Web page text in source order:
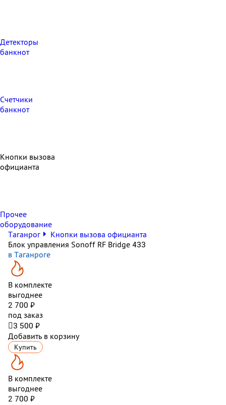
Детекторы
банкнот
Счетчики
банкнот
Кнопки вызова
официанта
Прочее
оборудование
Таганрог
Кнопки вызова официанта
Блок управления Sonoff RF Bridge 433
в Таганроге
В комплекте
выгоднее
2 700 ₽
под заказ
3 500 ₽
Добавить в корзину
Купить
В комплекте
выгоднее
2 700 ₽